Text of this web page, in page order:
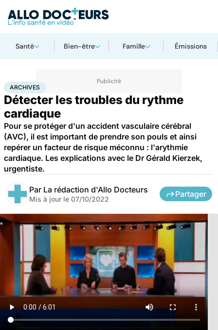
Santé Bien-être Famille Émissions
AccueilSantéArchives
ARCHIVES
Détecter les troubles du rythme
cardiaque
Pour se protéger d'un accident vasculaire cérébral
(AVC), il est important de prendre son pouls et ainsi
repérer un facteur de risque méconnu : l'arythmie
cardiaque. Les explications avec le Dr Gérald Kierzek,
urgentiste.
Par La rédaction d'Allo Docteurs
Mis à jour le 07/10/2022
Partager